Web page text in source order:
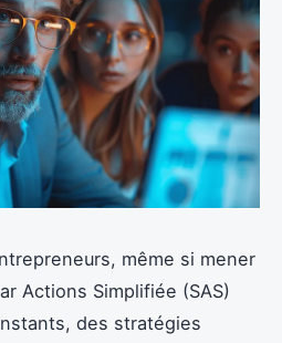
même si mener
Actions Simplifiée (SAS)
des stratégies